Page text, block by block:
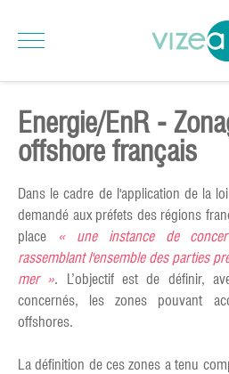
Energie/EnR -
offshore français
Dans le cadre de l'application de la
demandé aux préfets des régions
place
« une instance de
rassemblant l'ensemble des parties
mer ». L’objectif est de définir,
concernés, les zones pouvant
offshores.
La définition de ces zones a tenu